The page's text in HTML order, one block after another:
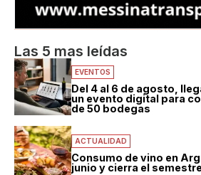
Las 5 mas leídas
EVENTOS
Del 4 al 6 de agosto,
un evento digital para
de 50 bodegas
ACTUALIDAD
Consumo de vino en
junio y cierra el